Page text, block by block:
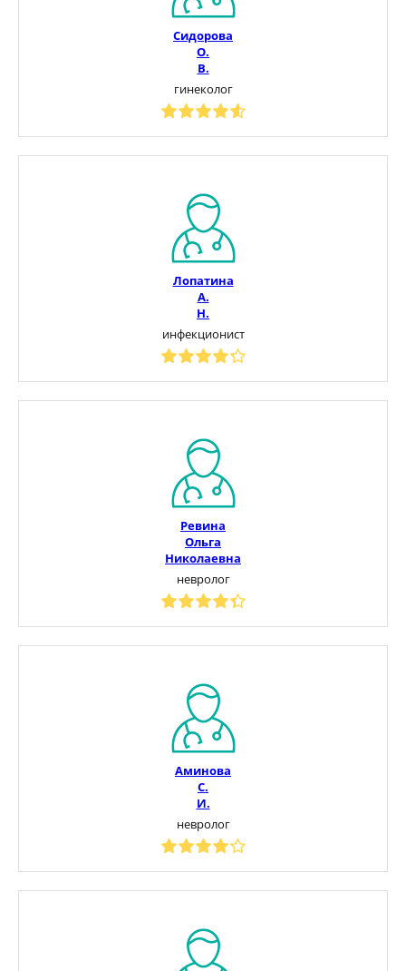
Сидорова
О.
В.
гинеколог
Лопатина
А.
Н.
инфекционист
Ревина
Ольга
Николаевна
невролог
Аминова
С.
И.
невролог